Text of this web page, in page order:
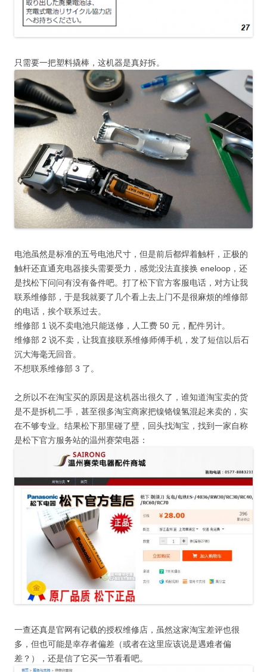
只需要一把塑料撬棒，这机器是真好拆。
电池虽然是标准的五号电池尺寸，但是前后都焊着触杆，正极的
触杆还直通充电器接头需要受力，感觉没法直接换 eneloop，还
是找松下问问有没有备件吧。打了松下官方客服电话，对方让我
联系维修部，于是我就要了几个看上去上门不是很麻烦的维修部
的电话，挨个联系过去。
维修部 1 说不卖电池只能送修，人工费 50 元，配件另计。
维修部 2 说不卖，让我直接联系维修师傅手机，发了短信以后石
沉大海毫无回音。
不想联系维修部 3 了。
之所以不在淘宝买的原因是这机器出很久了，谁知道淘宝卖的货
是不是拆机二手，甚至很多淘宝商家把镍铬镍氢混起来卖的，实
在不够专业。结果松下那里碰了壁，回头找淘宝，找到一家自称
是松下官方服务站的温州赛荣电器：
一查还真是官网有记载的授权维修店，虽然这家淘宝差评也很
多，但也可能是幸存者偏差（或者在这里应该说是遇难者偏
差？），还是信了它买一节看看吧。